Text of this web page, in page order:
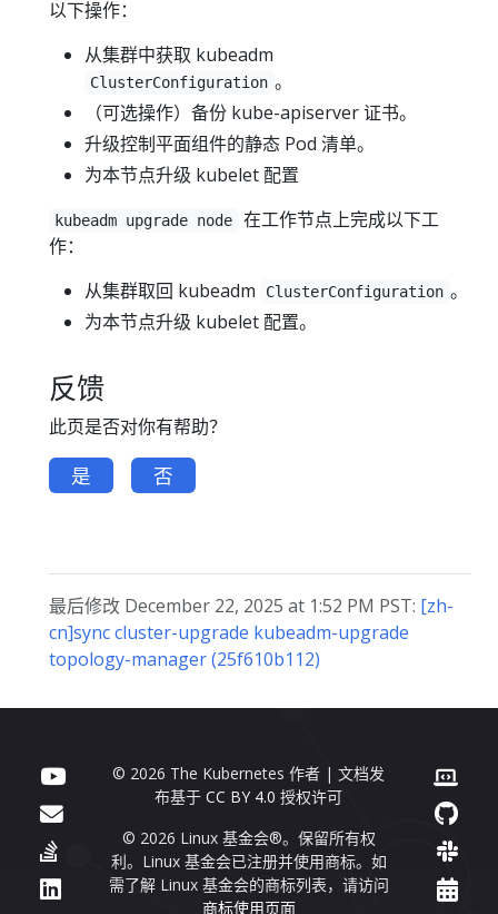
以下操作：
从集群中获取 kubeadm
ClusterConfiguration 。
（可选操作）备份 kube-apiserver 证书。
升级控制平面组件的静态 Pod 清单。
为本节点升级 kubelet 配置
kubeadm upgrade node
在工作节点上完成以下工
作：
从集群取回 kubeadm
ClusterConfiguration 。
为本节点升级 kubelet 配置。
反馈
此页是否对你有帮助？
是 否
最后修改 December 22, 2025 at 1:52 PM PST: [zh-
cn]sync cluster-upgrade kubeadm-upgrade
topology-manager (25f610b112)
© 2026 The Kubernetes 作者 | 文档发
布基于CC BY 4.0 授权许可
© 2026 Linux 基金会®。保留所有权
利。Linux 基金会已注册并使用商标。如
需了解 Linux 基金会的商标列表，请访问
商标使用页面